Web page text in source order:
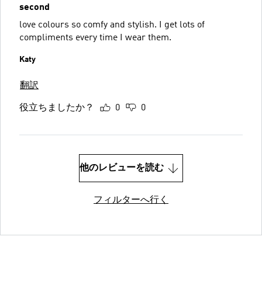
second
love colours so comfy and stylish. I get lots of
compliments every time I wear them.
Katy
翻訳
役立ちましたか？ 0 0
他のレビューを読む
フィルターへ行く